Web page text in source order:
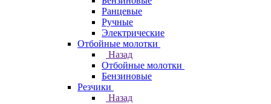
Ранцевые
Ручные
Электрические
Отбойные молотки
Назад
Отбойные молотки
Бензиновые
Резчики
Назад